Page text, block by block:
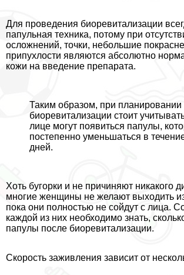
Для проведения биоревитализации
папульная техника, потому при
осложнений, точки, небольшие
припухлости являются абсолютно
кожи на введение препарата.
Таким образом, при
биоревитализации стоит
лице могут появиться папулы,
постепенно уменьшаться в
дней.
Хоть бугорки и не причиняют никакого
многие женщины не желают выходить
пока они полностью не сойдут с лица.
каждой из них необходимо знать,
папулы после биоревитализации.
Скорость заживления зависит от